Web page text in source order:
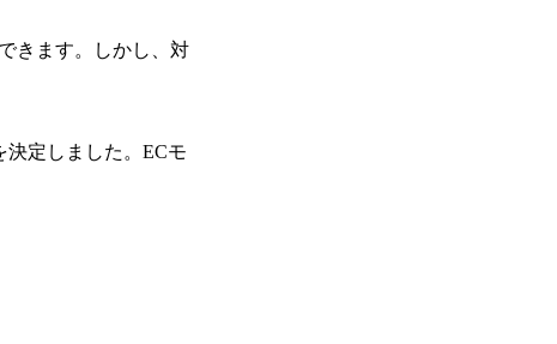
きます。しかし、対
定しました。ECモ